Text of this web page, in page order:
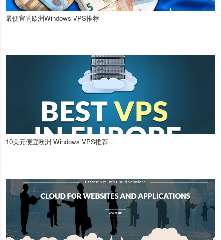
最便宜的欧洲Windows VPS推荐
10美元便宜欧洲 Windows VPS推荐